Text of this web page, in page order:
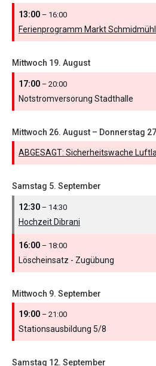
13:00 – 16:00
Ferienprogramm Markt
Mittwoch 19. August
17:00 – 20:00
Notstromversorung Stadthalle
Mittwoch 26. August – Donnerstag
ABGESAGT: Sicherheitswache
Samstag 5. September
12:30 – 14:30
Hochzeit Dibrani
16:00 – 18:00
Löscheinsatz - Zugübung
Mittwoch 9. September
19:00 – 21:00
Stationsausbildung 5/8
Samstag 12. September